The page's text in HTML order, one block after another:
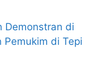
Demonstran di
Pemukim di Tepi